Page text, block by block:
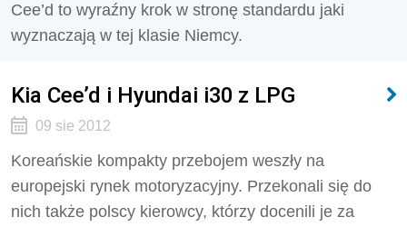
Cee’d to wyraźny krok w stronę standardu jaki
wyznaczają w tej klasie Niemcy.
Kia Cee’d i Hyundai i30 z LPG
09 sie 2012
Koreańskie kompakty przebojem weszły na
europejski rynek motoryzacyjny. Przekonali się do
nich także polscy kierowcy, którzy docenili je za